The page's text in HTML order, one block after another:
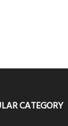
CATEGORY